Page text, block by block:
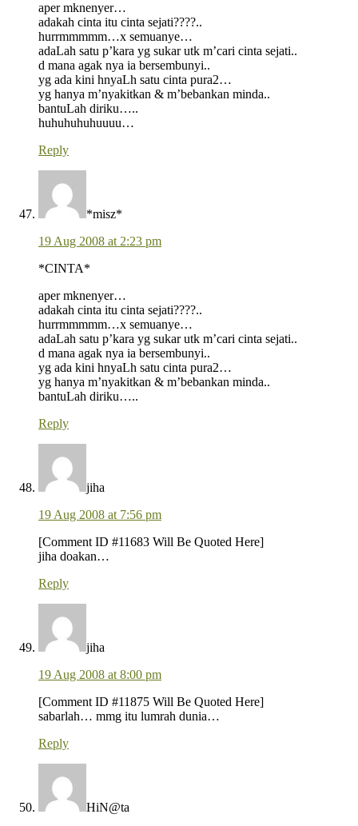
aper mknenyer…
adakah cinta itu cinta sejati????..
hurrmmmmm…x semuanye…
adaLah satu p’kara yg sukar utk m’cari cinta sejati..
d mana agak nya ia bersembunyi..
yg ada kini hnyaLh satu cinta pura2…
yg hanya m’nyakitkan & m’bebankan minda..
bantuLah diriku…..
huhuhuhuhuuuu…
Reply
*misz*
19 Aug 2008 at 2:23 pm
*CINTA*
aper mknenyer…
adakah cinta itu cinta sejati????..
hurrmmmmm…x semuanye…
adaLah satu p’kara yg sukar utk m’cari cinta sejati..
d mana agak nya ia bersembunyi..
yg ada kini hnyaLh satu cinta pura2…
yg hanya m’nyakitkan & m’bebankan minda..
bantuLah diriku…..
Reply
jiha
19 Aug 2008 at 7:56 pm
[Comment ID #11683 Will Be Quoted Here]
jiha doakan…
Reply
jiha
19 Aug 2008 at 8:00 pm
[Comment ID #11875 Will Be Quoted Here]
sabarlah… mmg itu lumrah dunia…
Reply
HiN@ta